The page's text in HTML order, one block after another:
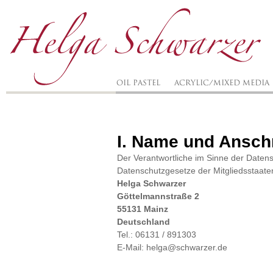
I. Name und
Der Verantwortliche im Sinne der
Datenschutzgesetze der
Helga Schwarzer
Göttelmannstraße 2
55131 Mainz
Deutschland
Tel.: 06131 / 891303
E-Mail: helga@schwarzer.de